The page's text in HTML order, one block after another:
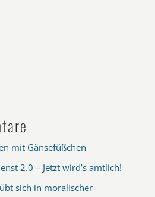
mit Gänsefüßchen
2.0 – Jetzt wird’s amtlich!
sich in moralischer